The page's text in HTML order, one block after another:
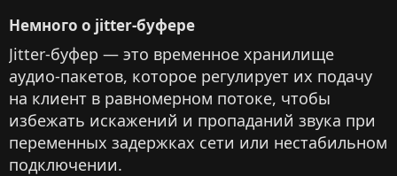
Немного о jitter-буфере​
Jitter‑буфер — это временное хранилище
аудио‑пакетов, которое регулирует их подачу
на клиент в равномерном потоке, чтобы
избежать искажений и пропаданий звука при
переменных задержках сети или нестабильном
подключении.